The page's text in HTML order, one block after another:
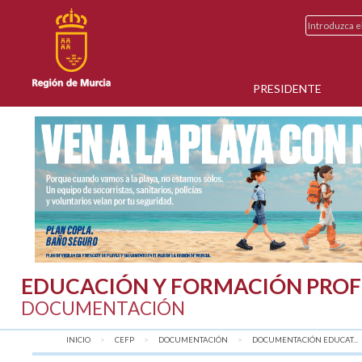
PRESIDENTE
EDUCACIÓN Y FORMACIÓN
DOCUMENTACIÓN
INICIO CEFP DOCUMENTACIÓN DOCUMENTACIÓN EDUCAT...